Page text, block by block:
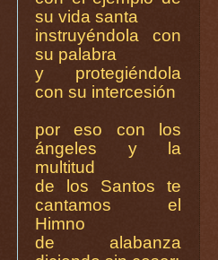
su vida santa
instruyéndola con
su palabra
y protegiéndola
con su intercesión
por eso con los
ángeles y la
multitud
de los Santos te
cantamos el
Himno
de alabanza